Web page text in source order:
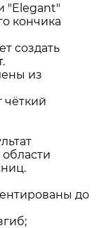
"Elegant"
кончика
создать
из
чёткий
до